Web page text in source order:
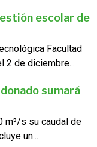
escolar de
Facultad
2 de diciembre...
sumará
m³/s su caudal de
un...